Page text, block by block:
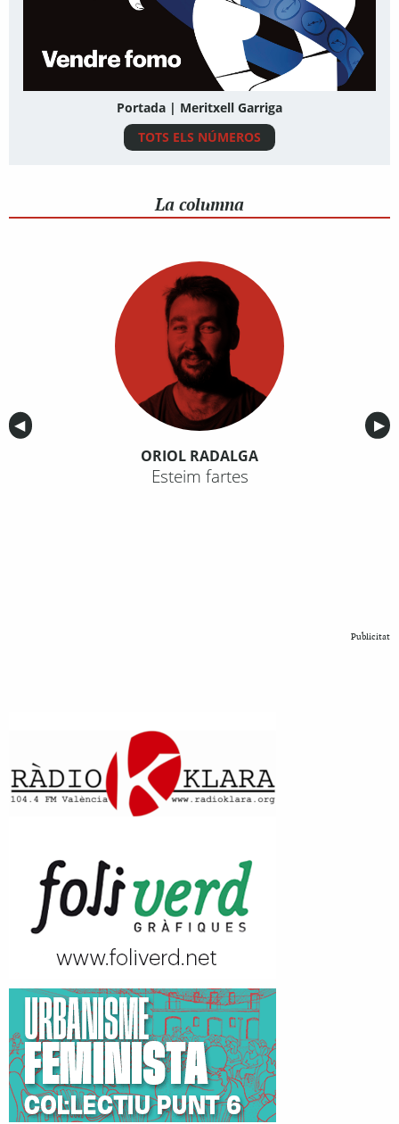
Portada | Meritxell Garriga
TOTS ELS NÚMEROS
La columna
Anterior
◀︎ ▶︎
ORIOL RADALGA
Esteim fartes
Publicitat